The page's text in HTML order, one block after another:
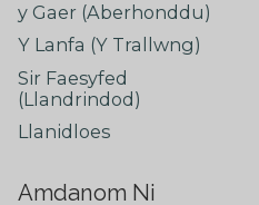
y Gaer (Aberhonddu)
Y Lanfa (Y Trallwng)
Sir Faesyfed
(Llandrindod)
Llanidloes
Amdanom Ni